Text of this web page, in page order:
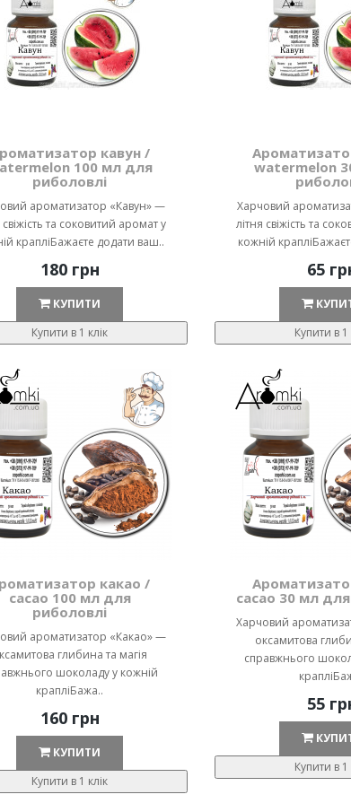
кавун /
100 мл для
риболовлі
ароматизатор «Кавун» —
свіжість та соковитий аромат у
крапліБажаєте додати ваш..
180 грн
КУПИТИ
Купити в 1 клік
watermelon
Харчовий
літня свіжість та
кожній
65
Купити в 1
какао /
cacao 100 мл для
риболовлі
ароматизатор «Какао» —
глибина та магія
шоколаду у кожній
крапліБажа..
160 грн
КУПИТИ
Купити в 1 клік
cacao 30 мл
Харчовий
оксамитова
справжнього
55
Купити в 1